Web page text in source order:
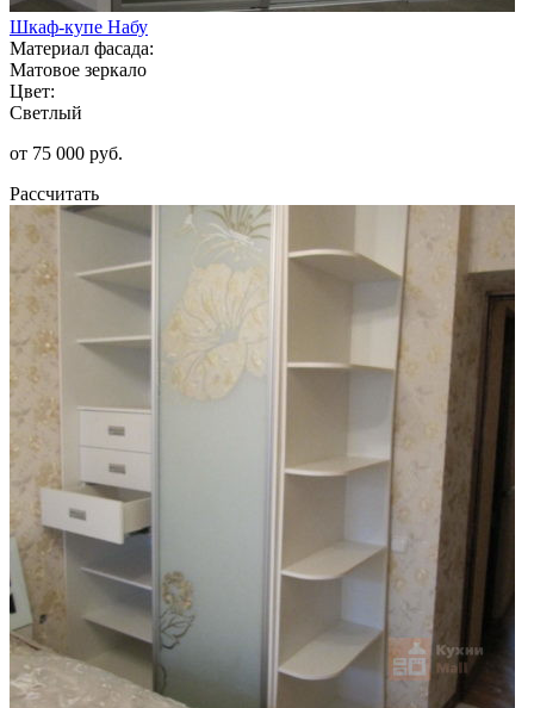
Шкаф-купе Набу
Материал фасада:
Матовое зеркало
Цвет:
Светлый
от 75 000 руб.
Рассчитать